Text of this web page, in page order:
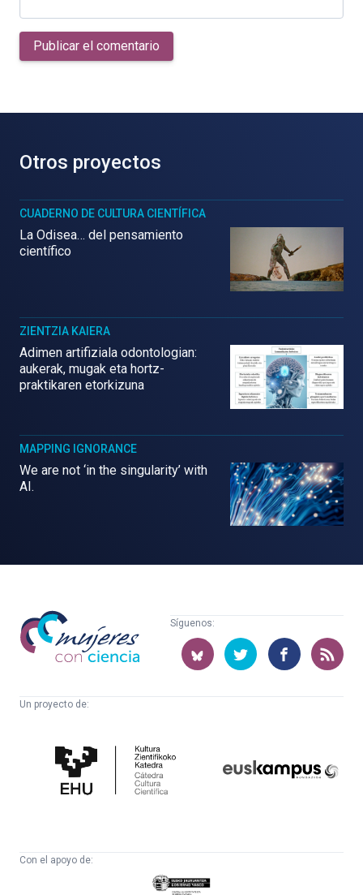
Publicar el comentario
Otros proyectos
CUADERNO DE CULTURA CIENTÍFICA
La Odisea… del pensamiento
científico
ZIENTZIA KAIERA
Adimen artifiziala odontologian:
aukerak, mugak eta hortz-
praktikaren etorkizuna
MAPPING IGNORANCE
We are not ‘in the singularity’ with
AI.
Mujeres
con
ciencia
Síguenos:
Un proyecto de:
Cultura
Científica
Con el apoyo de:
Eusko